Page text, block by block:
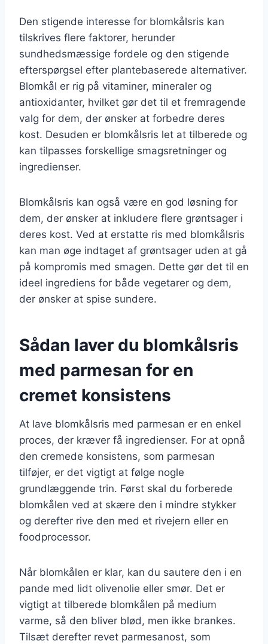
Den stigende interesse for blomkålsris kan
tilskrives flere faktorer, herunder
sundhedsmæssige fordele og den stigende
efterspørgsel efter plantebaserede alternativer.
Blomkål er rig på vitaminer, mineraler og
antioxidanter, hvilket gør det til et fremragende
valg for dem, der ønsker at forbedre deres
kost. Desuden er blomkålsris let at tilberede og
kan tilpasses forskellige smagsretninger og
ingredienser.
Blomkålsris kan også være en god løsning for
dem, der ønsker at inkludere flere grøntsager i
deres kost. Ved at erstatte ris med blomkålsris
kan man øge indtaget af grøntsager uden at gå
på kompromis med smagen. Dette gør det til en
ideel ingrediens for både vegetarer og dem,
der ønsker at spise sundere.
Sådan laver du blomkålsris
med parmesan for en
cremet konsistens
At lave blomkålsris med parmesan er en enkel
proces, der kræver få ingredienser. For at opnå
den cremede konsistens, som parmesan
tilføjer, er det vigtigt at følge nogle
grundlæggende trin. Først skal du forberede
blomkålen ved at skære den i mindre stykker
og derefter rive den med et rivejern eller en
foodprocessor.
Når blomkålen er klar, kan du sautere den i en
pande med lidt olivenolie eller smør. Det er
vigtigt at tilberede blomkålen på medium
varme, så den bliver blød, men ikke brankes.
Tilsæt derefter revet parmesanost, som